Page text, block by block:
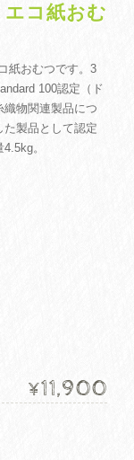
コ紙おむ
紙おむつです。3
100認定（ド
物関連製品につ
製品として認定
。
¥11,900